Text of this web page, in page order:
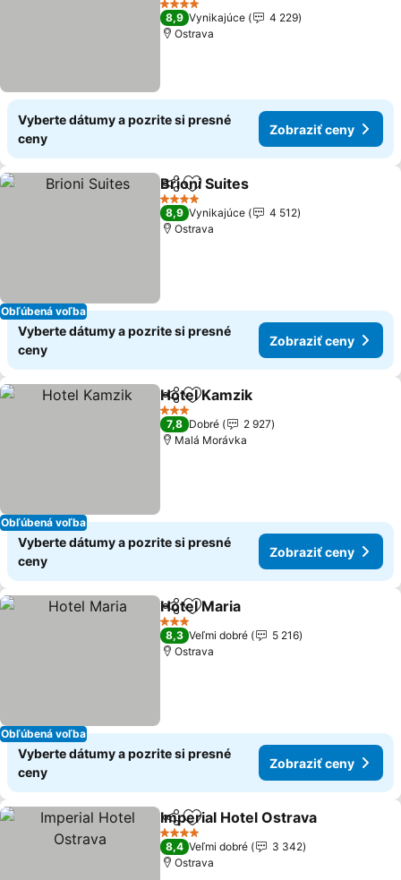
4 Počet hviezdičiek
8,9 Vynikajúce
4 229
Ostrava
Vyberte dátumy a pozrite si presné
ceny
Zobraziť ceny
Obľúbená voľba
ZdieľaťPridať do obľúbených
Brioni Suites
4 Počet hviezdičiek
8,9 Vynikajúce
4 512
Ostrava
Vyberte dátumy a pozrite si presné
ceny
Zobraziť ceny
Obľúbená voľba
ZdieľaťPridať do obľúbených
Hotel Kamzik
3 Počet hviezdičiek
7,8 Dobré
2 927
Malá Morávka
Vyberte dátumy a pozrite si presné
ceny
Zobraziť ceny
Obľúbená voľba
ZdieľaťPridať do obľúbených
Hotel Maria
3 Počet hviezdičiek
8,3 Veľmi dobré
5 216
Ostrava
Vyberte dátumy a pozrite si presné
ceny
Zobraziť ceny
ZdieľaťPridať do obľúbených
Imperial Hotel Ostrava
4 Počet hviezdičiek
8,4 Veľmi dobré
3 342
Ostrava